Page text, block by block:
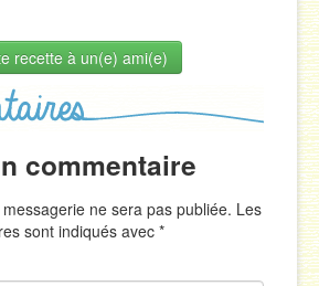
recette à un(e) ami(e)
commentaire
ne sera pas publiée. Les
sont indiqués avec*